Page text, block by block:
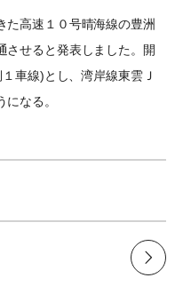
た高速１０号晴海線の豊洲
させると発表しました。開
車線)とし、湾岸線東雲Ｊ
なる。